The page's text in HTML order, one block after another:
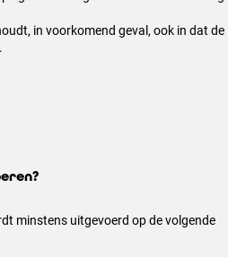
in voorkomend geval, ook in dat de
minstens uitgevoerd op de volgende